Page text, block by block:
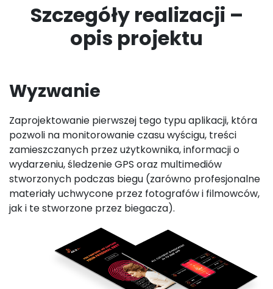
Szczegóły realizacji –
opis projektu
Wyzwanie
Zaprojektowanie pierwszej tego typu aplikacji, która
pozwoli na monitorowanie czasu wyścigu, treści
zamieszczanych przez użytkownika, informacji o
wydarzeniu, śledzenie GPS oraz multimediów
stworzonych podczas biegu (zarówno profesjonalne
materiały uchwycone przez fotografów i filmowców,
jak i te stworzone przez biegacza).